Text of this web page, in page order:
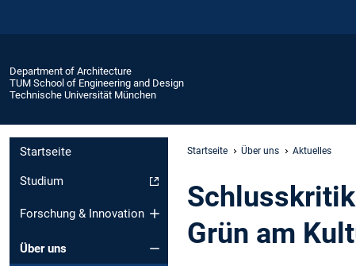
Department of Architecture
TUM School of Engineering and Design
Technische Universität München
Startseite
Studium
Forschung & Innovation
Über uns
Startseite Über uns Aktuelles
Grün am